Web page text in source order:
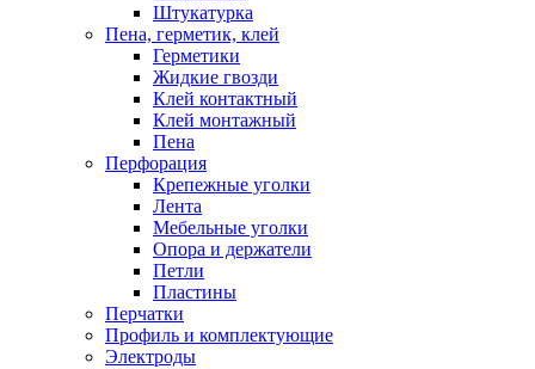
Штукатурка
Пена, герметик, клей
Герметики
Жидкие гвозди
Клей контактный
Клей монтажный
Пена
Перфорация
Крепежные уголки
Лента
Мебельные уголки
Опора и держатели
Петли
Пластины
Перчатки
Профиль и комплектующие
Электроды